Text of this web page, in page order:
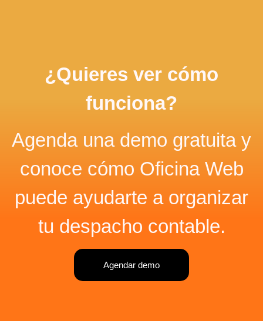
¿Quieres ver cómo
funciona?
Agenda una demo gratuita y
conoce cómo Oficina Web
puede ayudarte a organizar
tu despacho contable.
Agendar demo